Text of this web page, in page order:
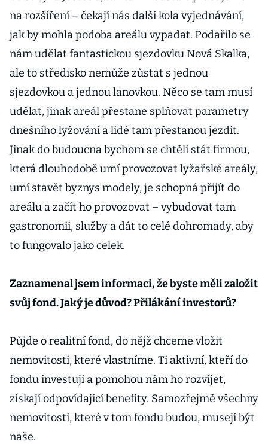
na rozšíření – čekají nás další kola vyjednávání,
jak by mohla podoba areálu vypadat. Podařilo se
nám udělat fantastickou sjezdovku Nová Skalka,
ale to středisko nemůže zůstat s jednou
sjezdovkou a jednou lanovkou. Něco se tam musí
udělat, jinak areál přestane splňovat parametry
dnešního lyžování a lidé tam přestanou jezdit.
Jinak do budoucna bychom se chtěli stát firmou,
která dlouhodobě umí provozovat lyžařské areály,
umí stavět byznys modely, je schopná přijít do
areálu a začít ho provozovat – vybudovat tam
gastronomii, služby a dát to celé dohromady, aby
to fungovalo jako celek.
Zaznamenal jsem informaci, že byste měli založit
svůj fond. Jaký je důvod? Přilákání investorů?
Půjde o realitní fond, do nějž chceme vložit
nemovitosti, které vlastníme. Ti aktivní, kteří do
fondu investují a pomohou nám ho rozvíjet,
získají odpovídající benefity. Samozřejmě všechny
nemovitosti, které v tom fondu budou, musejí být
naše.